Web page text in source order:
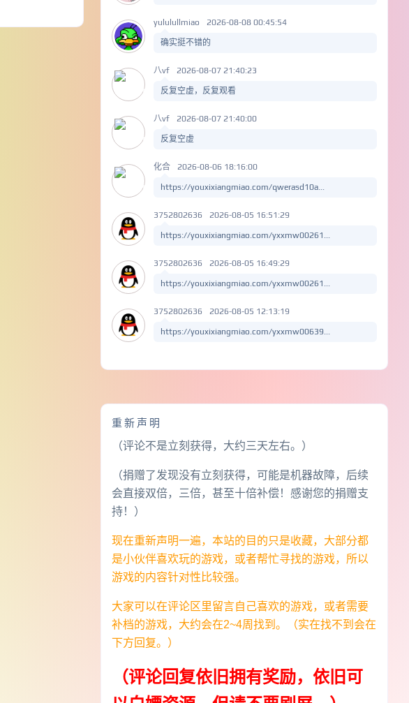
yululullmiao 2026-08-08 00:45:54
确实挺不错的
八vf 2026-08-07 21:40:23
反复空虚，反复观看
八vf 2026-08-07 21:40:00
反复空虚
化合 2026-08-06 18:16:00
https://youxixiangmiao.com/qwerasd10a...
3752802636 2026-08-05 16:51:29
https://youxixiangmiao.com/yxxmw00261...
3752802636 2026-08-05 16:49:29
https://youxixiangmiao.com/yxxmw00261...
3752802636 2026-08-05 12:13:19
https://youxixiangmiao.com/yxxmw00639...
重新声明
（评论不是立刻获得，大约三天左右。）
（捐赠了发现没有立刻获得，可能是机器故障，后续
会直接双倍，三倍，甚至十倍补偿！感谢您的捐赠支
持！）
现在重新声明一遍，本站的目的只是收藏，大部分都
是小伙伴喜欢玩的游戏，或者帮忙寻找的游戏，所以
游戏的内容针对性比较强。
大家可以在评论区里留言自己喜欢的游戏，或者需要
补档的游戏，大约会在2~4周找到。（实在找不到会在
下方回复。）
（评论回复依旧拥有奖励，依旧可